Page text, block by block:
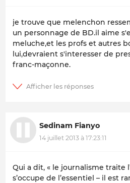
je trouve que melenchon
un personnage de BD.il aime
meluche,et les profs et autres
lui,devraient s'interesser de
franc-maçonne.
Sedinam Fianyo
14 juillet 2013 à 17:23:11
Qui a dit, « le journalisme traite
s’occupe de l’essentiel – il est